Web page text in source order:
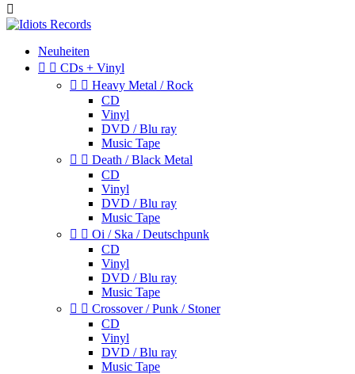

Neuheiten
  CDs + Vinyl
  Heavy Metal / Rock
CD
Vinyl
DVD / Blu ray
Music Tape
  Death / Black Metal
CD
Vinyl
DVD / Blu ray
Music Tape
  Oi / Ska / Deutschpunk
CD
Vinyl
DVD / Blu ray
Music Tape
  Crossover / Punk / Stoner
CD
Vinyl
DVD / Blu ray
Music Tape